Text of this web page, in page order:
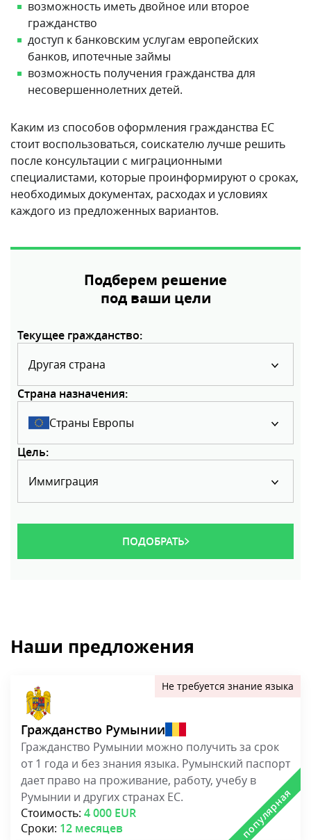
возможность иметь двойное или второе
гражданство
доступ к банковским услугам европейских
банков, ипотечные займы
возможность получения гражданства для
несовершеннолетних детей.
Каким из способов оформления гражданства ЕС
стоит воспользоваться, соискателю лучше решить
после консультации с миграционными
специалистами, которые проинформируют о сроках,
необходимых документах, расходах и условиях
каждого из предложенных вариантов.
Подберем решение
под ваши цели
Текущее гражданство:
Другая страна
Страна назначения:
Страны Европы
Цель:
Иммиграция
ПОДОБРАТЬ
Наши предложения
Гражданство Румынии
Гражданство Румынии можно получить за срок
от 1 года и без знания языка. Румынский паспорт
дает право на проживание, работу, учебу в
Румынии и других странах ЕС.
Стоимость: 4 000 EUR
Сроки: 12 месяцев